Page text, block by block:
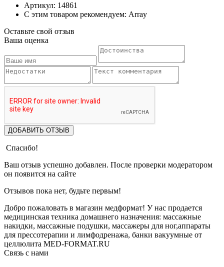
Артикул: 14861
С этим товаром рекомендуем: Array
Оставьте свой отзыв
Ваша оценка
ДОБАВИТЬ ОТЗЫВ
Спасибо!
Ваш отзыв успешно добавлен. После проверки модератором
он появится на сайте
Отзывов пока нет, будьте первым!
Добро пожаловать в магазин медформат! У нас продается
медицинская техника домашнего назначения: массажные
накидки, массажные подушки, массажеры для ног,аппараты
для прессотерапии и лимфодренажа, банки вакуумные от
целлюлита MED-FORMAT.RU
Связь с нами